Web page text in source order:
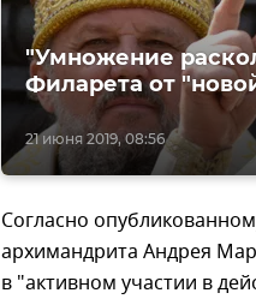
21 июня 2019, 08:56
"Умножение
Филарета от
Согласно
архимандрита Андрея
в "активном участии в